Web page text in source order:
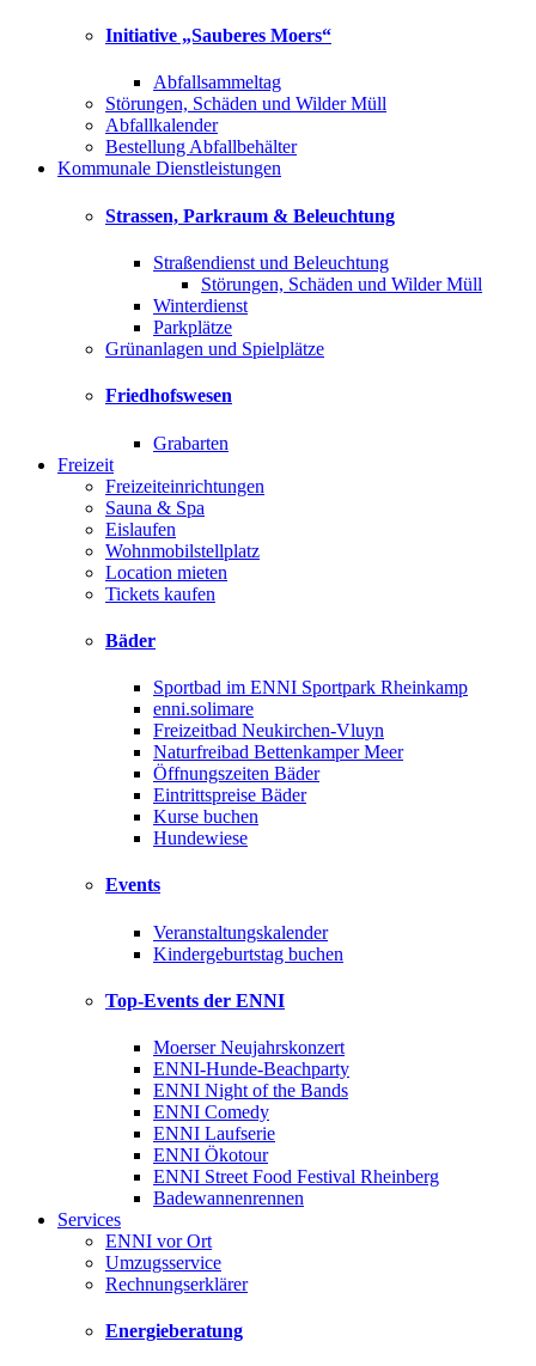
Initiative „Sauberes Moers“
Abfallsammeltag
Störungen, Schäden und Wilder Müll
Abfallkalender
Bestellung Abfallbehälter
Kommunale Dienstleistungen
Strassen, Parkraum & Beleuchtung
Straßendienst und Beleuchtung
Störungen, Schäden und Wilder Müll
Winterdienst
Parkplätze
Grünanlagen und Spielplätze
Friedhofswesen
Grabarten
Freizeit
Freizeiteinrichtungen
Sauna & Spa
Eislaufen
Wohnmobilstellplatz
Location mieten
Tickets kaufen
Bäder
Sportbad im ENNI Sportpark Rheinkamp
enni.solimare
Freizeitbad Neukirchen-Vluyn
Naturfreibad Bettenkamper Meer
Öffnungszeiten Bäder
Eintrittspreise Bäder
Kurse buchen
Hundewiese
Events
Veranstaltungskalender
Kindergeburtstag buchen
Top-Events der ENNI
Moerser Neujahrskonzert
ENNI-Hunde-Beachparty
ENNI Night of the Bands
ENNI Comedy
ENNI Laufserie
ENNI Ökotour
ENNI Street Food Festival Rheinberg
Badewannenrennen
Services
ENNI vor Ort
Umzugsservice
Rechnungserklärer
Energieberatung